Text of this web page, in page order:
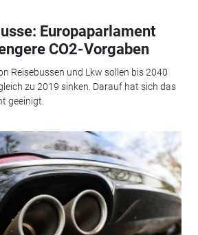
Europaparlament
CO2-Vorgaben
Reisebussen und Lkw sollen bis 2040
zu 2019 sinken. Darauf hat sich das
geeinigt.